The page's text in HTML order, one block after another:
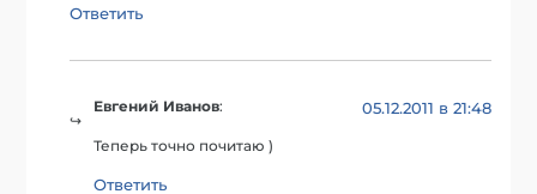
Ответить
Евгений Иванов: 05.12.2011 в 21:48
Теперь точно почитаю )
Ответить